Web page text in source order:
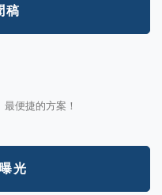
稿
便捷的方案！
光